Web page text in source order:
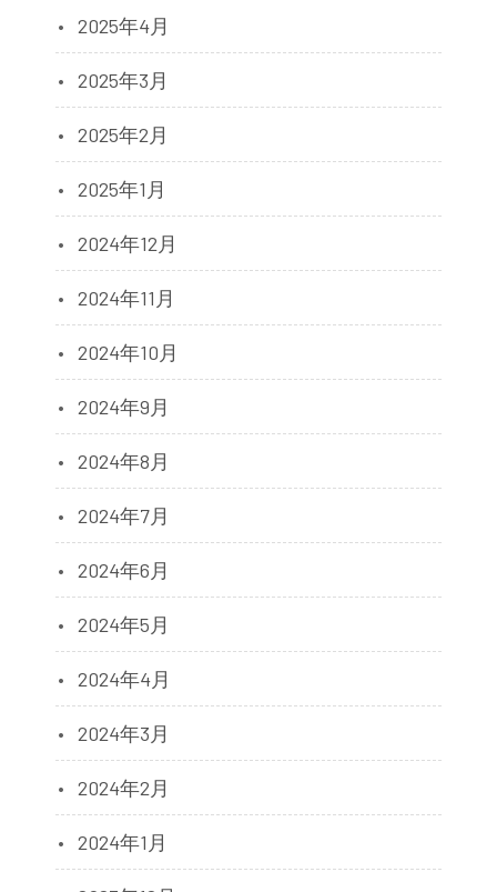
2025年4月
2025年3月
2025年2月
2025年1月
2024年12月
2024年11月
2024年10月
2024年9月
2024年8月
2024年7月
2024年6月
2024年5月
2024年4月
2024年3月
2024年2月
2024年1月